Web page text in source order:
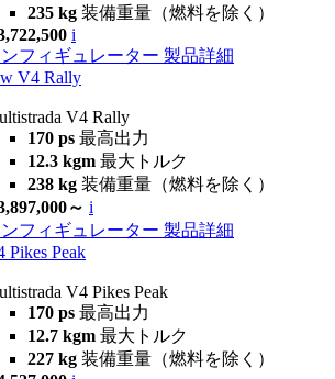
235 kg 装備重量（燃料を除く）
i
フィギュレーター 製品詳細
V4 Rally
V4 Rally
170 ps 最高出力
12.3 kgm 最大トルク
238 kg 装備重量（燃料を除く）
～ i
フィギュレーター 製品詳細
Pikes Peak
V4 Pikes Peak
170 ps 最高出力
12.7 kgm 最大トルク
227 kg 装備重量（燃料を除く）